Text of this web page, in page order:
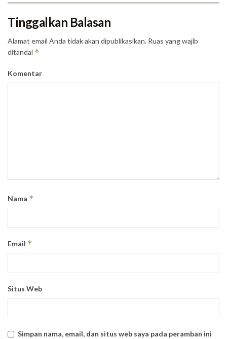
Tinggalkan Balasan
Alamat email Anda tidak akan dipublikasikan. Ruas yang wajib
ditandai *
Komentar
Nama *
Email *
Situs Web
Simpan nama, email, dan situs web saya pada peramban ini